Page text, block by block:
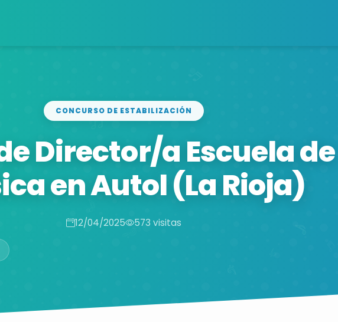
CONCURSO DE ESTABILIZACIÓN
Director/a Escuela de
en Autol (La Rioja)
12/04/2025 573 visitas